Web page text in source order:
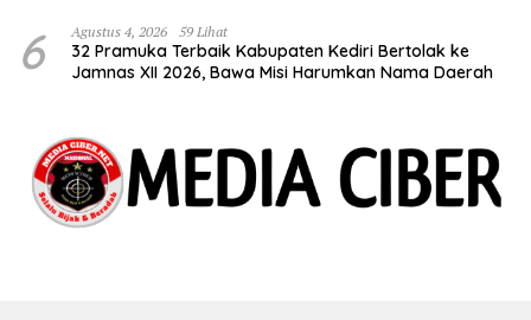
6 Agustus 4, 2026 59 Lihat
32 Pramuka Terbaik Kabupaten Kediri Bertolak ke
Jamnas XII 2026, Bawa Misi Harumkan Nama Daerah